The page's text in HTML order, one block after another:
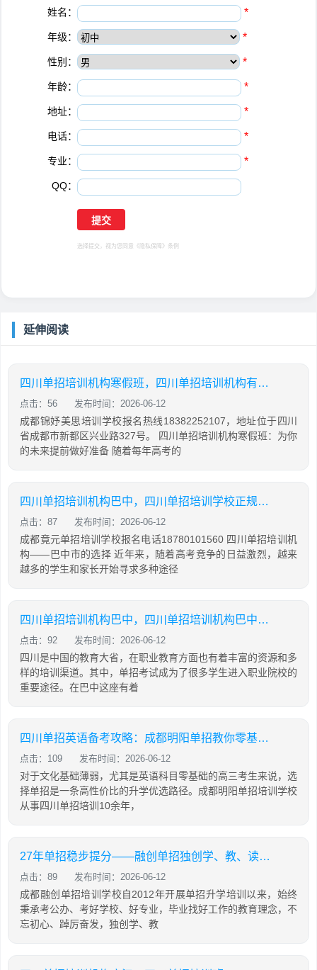
姓名： *
年级： *
性别： *
年龄： *
地址： *
电话： *
专业： *
QQ：
选择提交，视为您同意 《隐私保障》 条例
延伸阅读
四川单招培训机构寒假班，四川单招培训机构有哪些
点击：56 发布时间：2026-06-12
成都锦妤美思培训学校报名热线18382252107，地址位于四川
省成都市新都区兴业路327号。 四川单招培训机构寒假班：为你
的未来提前做好准备 随着每年高考的
四川单招培训机构巴中，四川单招培训学校正规学校
点击：87 发布时间：2026-06-12
成都竟元单招培训学校报名电话18780101560 四川单招培训机
构——巴中市的选择 近年来，随着高考竞争的日益激烈，越来
越多的学生和家长开始寻求多种途径
四川单招培训机构巴中，四川单招培训机构巴中有几家
点击：92 发布时间：2026-06-12
四川是中国的教育大省，在职业教育方面也有着丰富的资源和多
样的培训渠道。其中，单招考试成为了很多学生进入职业院校的
重要途径。在巴中这座有着
四川单招英语备考攻略：成都明阳单招教你零基础也能有效提分
点击：109 发布时间：2026-06-12
对于文化基础薄弱，尤其是英语科目零基础的高三考生来说，选
择单招是一条高性价比的升学优选路径。成都明阳单招培训学校
从事四川单招培训10余年，
27年单招稳步提分——融创单招独创学、教、读、背、练、考六位一体教学模式
点击：89 发布时间：2026-06-12
成都融创单招培训学校自2012年开展单招升学培训以来，始终
秉承考公办、考好学校、好专业，毕业找好工作的教育理念，不
忘初心、踔厉奋发，独创学、教